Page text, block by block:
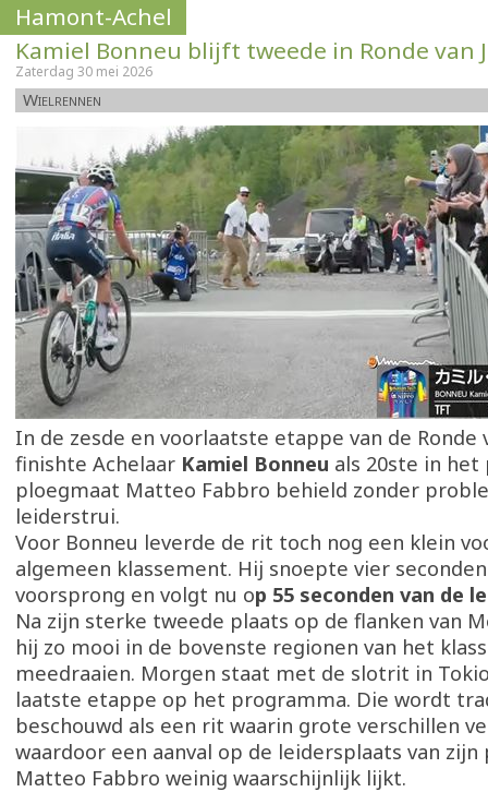
Hamont-Achel
Kamiel Bonneu blijft tweede in Ronde van
Zaterdag 30 mei 2026
Wielrennen
In de zesde en voorlaatste etappe van de Ronde
finishte Achelaar Kamiel Bonneu als 20ste in
ploegmaat Matteo Fabbro behield zonder
leiderstrui.
Voor Bonneu leverde de rit toch nog een klein
algemeen klassement. Hij snoepte vier
voorsprong en volgt nu op 55 seconden van de
Na zijn sterke tweede plaats op de flanken van
hij zo mooi in de bovenste regionen van het
meedraaien. Morgen staat met de slotrit in
laatste etappe op het programma. Die wordt
beschouwd als een rit waarin grote verschillen
waardoor een aanval op de leidersplaats van
Matteo Fabbro weinig waarschijnlijk lijkt.